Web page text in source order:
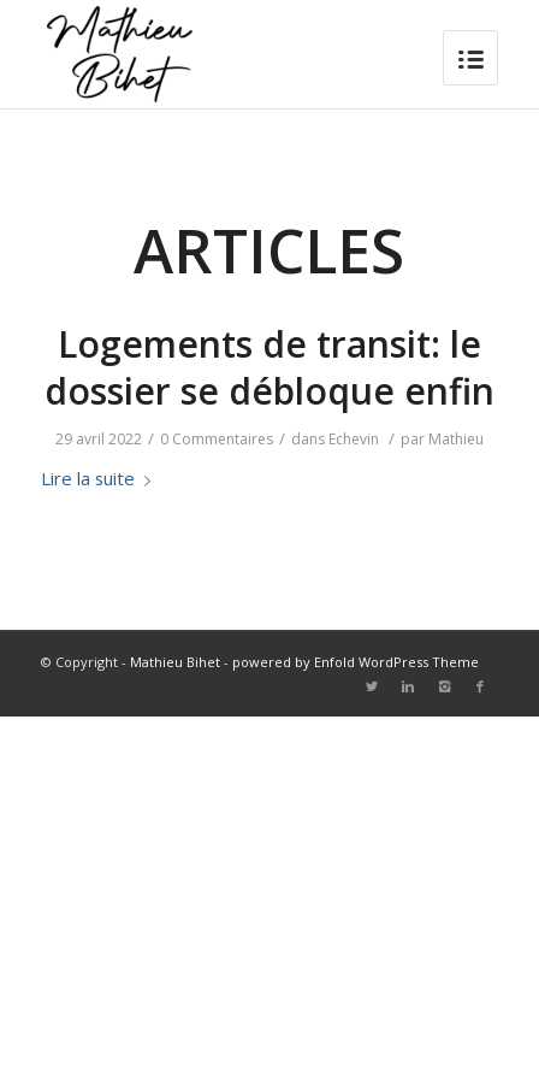
ARTICLES
Logements de transit: le
dossier se débloque enfin
29 avril 2022 / 0 Commentaires / dans Echevin / par Mathieu
Lire la suite
© Copyright - Mathieu Bihet- powered by Enfold WordPress Theme